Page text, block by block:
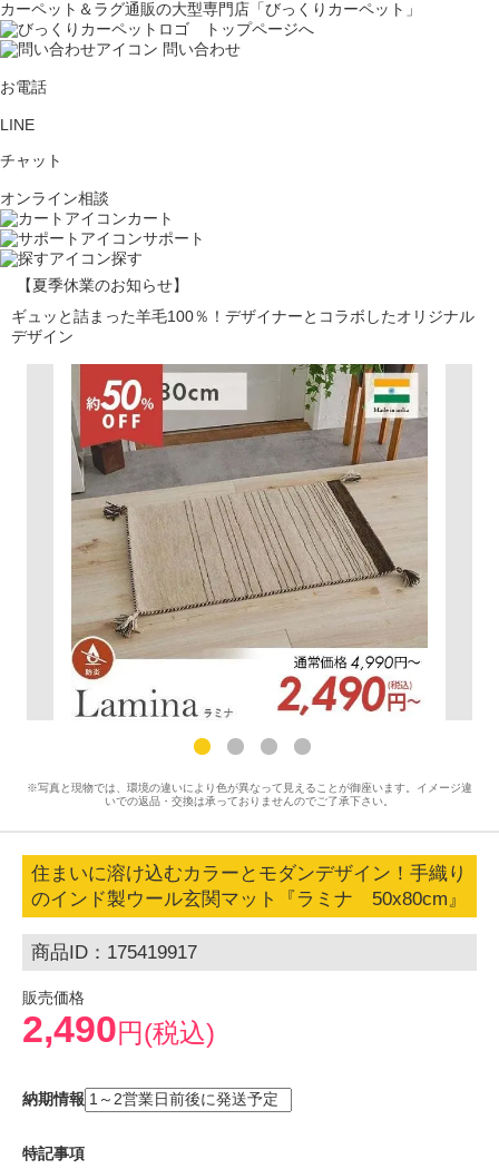
カーペット＆ラグ通販の大型専門店「びっくりカーペット」
問い合わせ
お電話
LINE
チャット
オンライン相談
カート
サポート
探す
【夏季休業のお知らせ】
ギュッと詰まった羊毛100％！デザイナーとコラボしたオリジナル
デザイン
※写真と現物では、環境の違いにより色が異なって見えることが御座います。イメージ違
いでの返品・交換は承っておりませんのでご了承下さい。
住まいに溶け込むカラーとモダンデザイン！手織り
のインド製ウール玄関マット『ラミナ 50x80cm』
商品ID：175419917
販売価格
2,490円(税込)
納期情報
特記事項